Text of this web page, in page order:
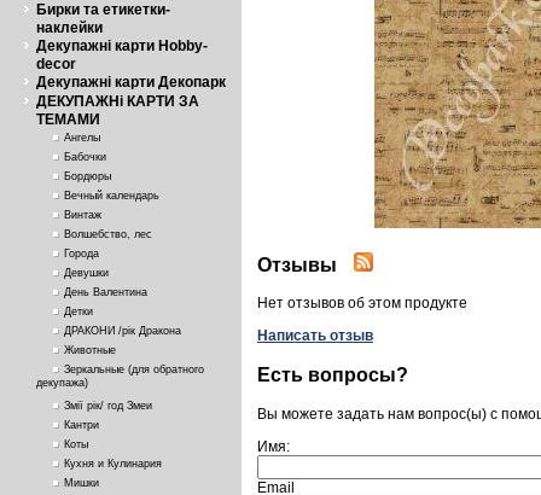
Бирки та етикетки-
наклейки
Декупажні карти Hobby-
decor
Декупажні карти Декопарк
ДЕКУПАЖНі КАРТИ ЗА
ТЕМАМИ
Ангелы
Бабочки
Бордюры
Вечный календарь
Винтаж
Волшебство, лес
Города
Девушки
День Валентина
Детки
ДРАКОНИ /рік Дракона
Животные
Зеркальные (для обратного
декупажа)
Змії рік/ год Змеи
Кантри
Коты
Кухня и Кулинария
Мишки
Отзывы
Нет отзывов об этом продукте
Написать отзыв
Есть вопросы?
Вы можете задать нам вопрос(ы) с
Имя:
Email